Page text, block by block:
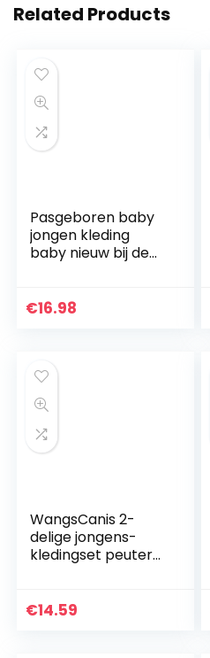
Related Products
Pasgeboren baby
jongen kleding
baby nieuw bij de
outfits set
€16.98
WangsCanis 2-
delige jongens-
kledingset peuters
dinosaurus
€14.59